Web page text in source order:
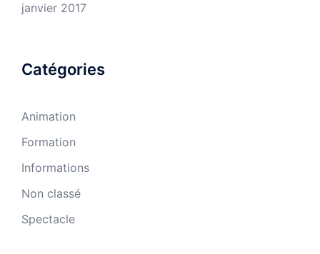
janvier 2017
Catégories
Animation
Formation
Informations
Non classé
Spectacle